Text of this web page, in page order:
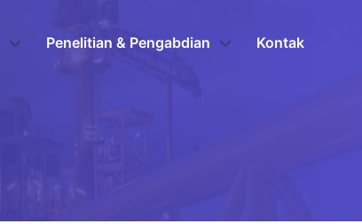
Penelitian & Pengabdian Kontak